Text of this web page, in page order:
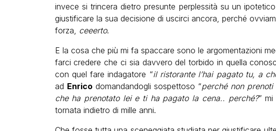
invece si trincera dietro presunte perplessità su un
giustificare la sua decisione di uscirci ancora, perché
forza, ceeerto.
E la cosa che più mi fa spaccare sono le argomentazioni
farci credere che ci sia davvero del torbido in quella
con quel fare indagatore “il ristorante l’hai pagato tu, a
ad Enricodomandandogli sospettoso “perché non
che ha prenotato lei e ti ha pagato la cena.. perché?” mi
tornata indietro di mille anni.